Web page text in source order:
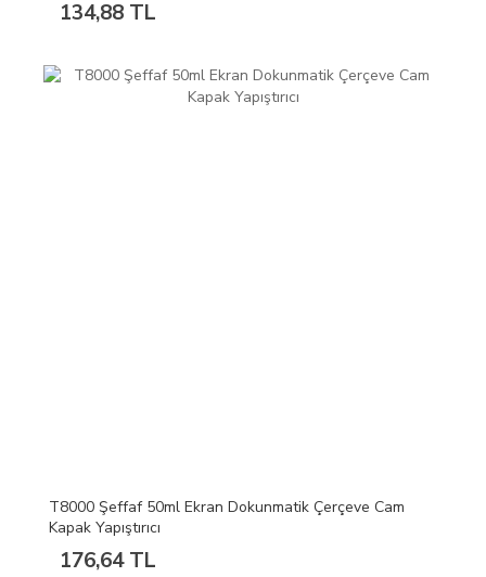
134,88 TL
T8000 Şeffaf 50ml Ekran Dokunmatik Çerçeve Cam
Kapak Yapıştırıcı
176,64 TL